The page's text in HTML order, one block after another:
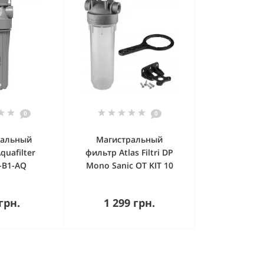
0
AQ
0
Магистральный
фильтр Atlas Filtri DP
Mono Sanic OT KIT 10
1 299 грн.
Купить